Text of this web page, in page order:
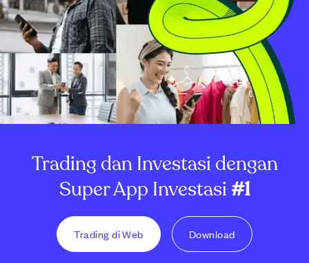
Trading dan Investasi dengan
Super App Investasi#1
Trading di Web Download